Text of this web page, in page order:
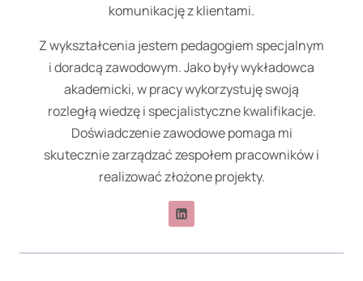
komunikację z klientami.
Z wykształcenia jestem pedagogiem specjalnym
i doradcą zawodowym. Jako były wykładowca
akademicki, w pracy wykorzystuję swoją
rozległą wiedzę i specjalistyczne kwalifikacje.
Doświadczenie zawodowe pomaga mi
skutecznie zarządzać zespołem pracowników i
realizować złożone projekty.